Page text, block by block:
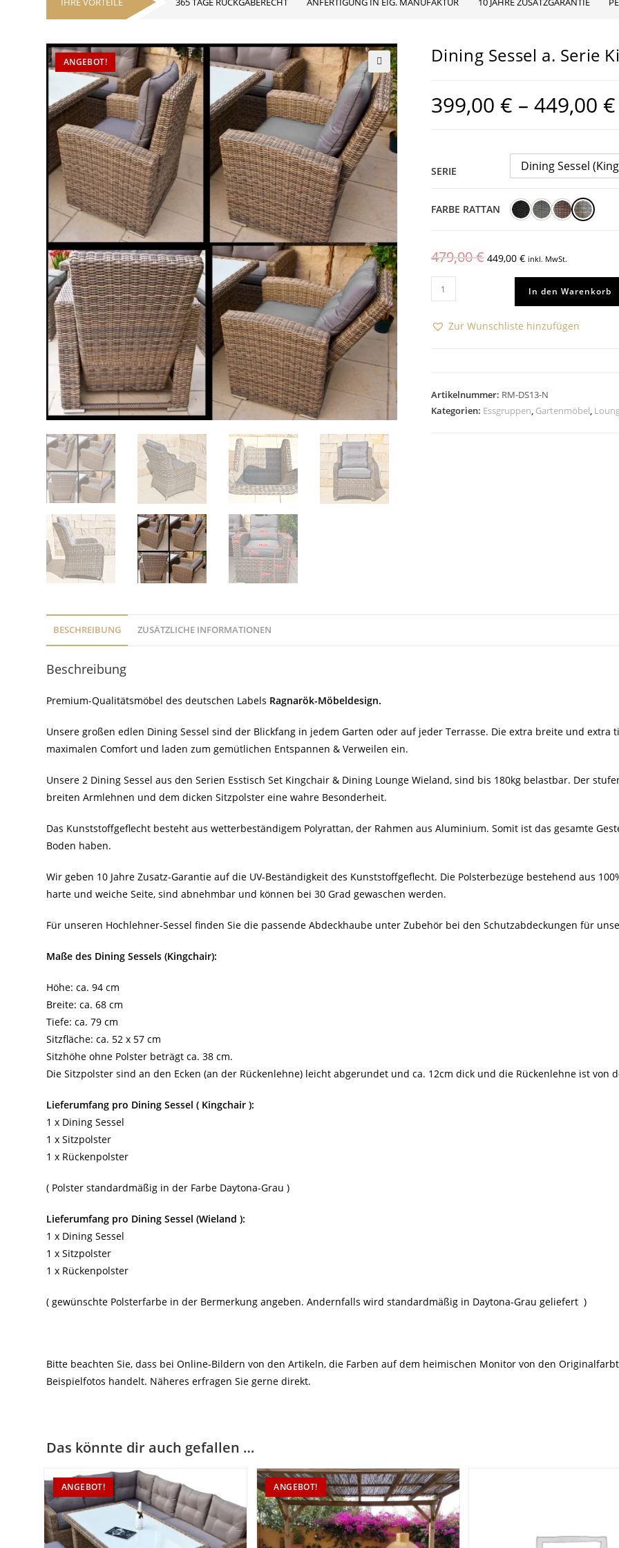
ANGEBOT!
🔍
Dining Sessel a. Serie
399,00 € – 449,00 €
SERIE Dining Sessel
FARBE RATTAN
479,00€ Ursprünglicher
479,00 €
449,00 €Aktueller
ist:
449,00 €.
inkl. MwSt.
Dining
Sessel
a.
Wieland
Menge
In den Warenkorb
Zur Wunschliste hinzufügen
Artikelnummer: RM-DS13-N
Kategorien: Essgruppen, Gartenmöbel,
BESCHREIBUNG ZUSÄTZLICHE INFORMATIONEN
Beschreibung
Premium-Qualitätsmöbel des deutschen Labels Ragnarök-Möbeldesign.
Unsere großen edlen Dining Sessel sind der Blickfang in jedem Garten oder auf jeder Terrasse. Die extra breite und extra
maximalen Comfort und laden zum gemütlichen Entspannen & Verweilen ein.
Unsere 2 Dining Sessel aus den Serien Esstisch Set Kingchair & Dining Lounge Wieland, sind bis 180kg belastbar. Der
breiten Armlehnen und dem dicken Sitzpolster eine wahre Besonderheit.
Das Kunststoffgeflecht besteht aus wetterbeständigem Polyrattan, der Rahmen aus Aluminium. Somit ist das gesamte
Boden haben.
Wir geben 10 Jahre Zusatz-Garantie auf die UV-Beständigkeit des Kunststoffgeflecht. Die Polsterbezüge bestehend aus
harte und weiche Seite, sind abnehmbar und können bei 30 Grad gewaschen werden.
Für unseren Hochlehner-Sessel finden Sie die passende Abdeckhaube unter Zubehör bei den Schutzabdeckungen für
Maße des Dining Sessels (Kingchair):
Höhe: ca. 94 cm
Breite: ca. 68 cm
Tiefe: ca. 79 cm
Sitzfläche: ca. 52 x 57 cm
Sitzhöhe ohne Polster beträgt ca. 38 cm.
Die Sitzpolster sind an den Ecken (an der Rückenlehne) leicht abgerundet und ca. 12cm dick und die Rückenlehne ist von
Lieferumfang pro Dining Sessel ( Kingchair ):
1 x Dining Sessel
1 x Sitzpolster
1 x Rückenpolster
( Polster standardmäßig in der Farbe Daytona-Grau )
Lieferumfang pro Dining Sessel (Wieland ):
1 x Dining Sessel
1 x Sitzpolster
1 x Rückenpolster
( gewünschte Polsterfarbe in der Bermerkung angeben. Andernfalls wird standardmäßig in Daytona-Grau geliefert )
Bitte beachten Sie, dass bei Online-Bildern von den Artikeln, die Farben auf dem heimischen Monitor von den
Beispielfotos handelt. Näheres erfragen Sie gerne direkt.
Das könnte dir auch gefallen …
ANGEBOT! ANGEBOT!